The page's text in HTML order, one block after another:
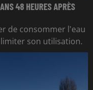
48 HEURES APRÈS
de consommer l'eau
son utilisation.